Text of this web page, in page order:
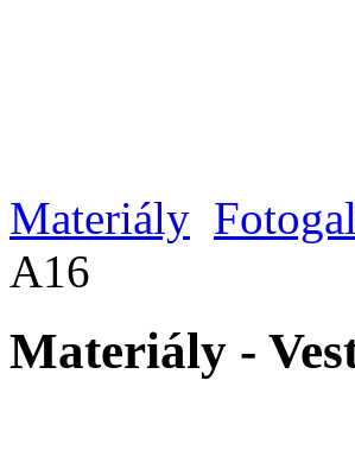
Materiály
A16
Materiály -